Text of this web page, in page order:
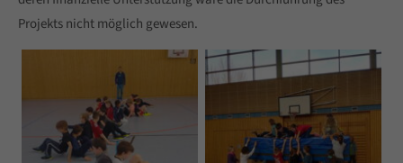
Projekts nicht möglich gewesen.